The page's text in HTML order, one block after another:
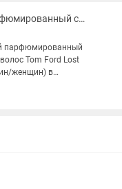
Продается парфюмированный спрей Tom Ford Lost Cherry
парфюмированный
Tom Ford Lost
женщин) в
in USA. Цена: